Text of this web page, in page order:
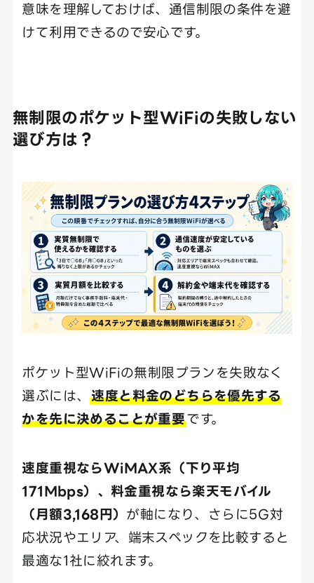
意味を理解しておけば、通信制限の条件を避
けて利用できるので安心です。
無制限のポケット型WiFiの失敗しない
選び方は？
ポケット型WiFiの無制限プランを失敗なく
選ぶには、速度と料金のどちらを優先する
かを先に決めることが重要です。
速度重視ならWiMAX系（下り平均
171Mbps）、料金重視なら楽天モバイル
（月額3,168円） が軸になり、さらに5G対
応状況やエリア、端末スペックを比較すると
最適な1社に絞れます。